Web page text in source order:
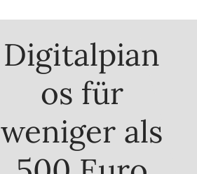
Digitalpian
os für
weniger als